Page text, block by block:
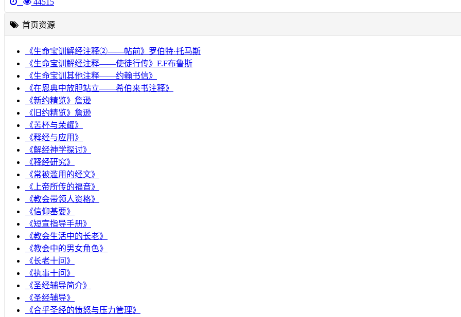
首页资源
《生命宝训解经注释②——帖前》罗伯特·托马斯
《生命宝训解经注释——使徒行传》F.F布鲁斯
《生命宝训其他注释——约翰书信》
《在恩典中放胆站立——希伯来书注释》
《新约精览》詹逊
《旧约精览》詹逊
《苦杯与荣耀》
《释经与应用》
《解经神学探讨》
《释经研究》
《常被滥用的经文》
《上帝所传的福音》
《教会带领人资格》
《信仰基要》
《短宣指导手册》
《教会生活中的长老》
《教会中的男女角色》
《长老十问》
《执事十问》
《圣经辅导简介》
《圣经辅导》
​《合乎圣经的愤怒与压力管理》